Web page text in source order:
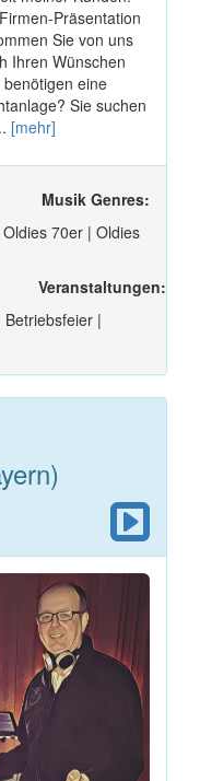
Präsentation
Sie von uns
Ihren Wünschen
eine
Sie suchen
[mehr]
Musik Genres:
70er | Oldies
Veranstaltungen:
|